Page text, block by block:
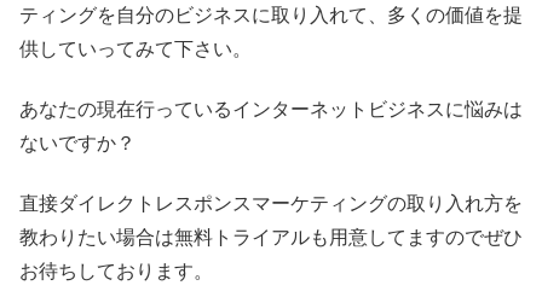
ティングを自分のビジネスに取り入れて、多くの価値を提
供していってみて下さい。
あなたの現在行っているインターネットビジネスに悩みは
ないですか？
直接ダイレクトレスポンスマーケティングの取り入れ方を
教わりたい場合は無料トライアルも用意してますのでぜひ
お待ちしております。